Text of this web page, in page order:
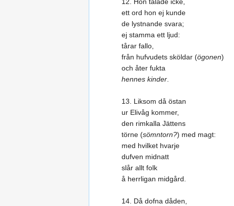
12. Hon talade icke,
ett ord hon ej kunde
de lystnande svara;
ej stamma ett ljud:
tårar fallo,
från hufvudets sköldar (ögonen)
och åter fukta
hennes kinder.
13. Liksom då östan
ur Elivåg kommer,
den rimkalla Jättens
törne (sömntorn?) med magt:
med hvilket hvarje
dufven midnatt
slår allt folk
å herrligan midgård.
14. Då dofna dåden,